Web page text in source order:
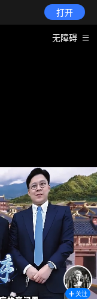
打开
无障碍
关注